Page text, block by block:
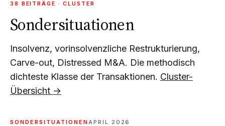
38 BEITRÄGE · CLUSTER
Sondersituationen
Insolvenz, vorinsolvenzliche Restrukturierung,
Carve-out, Distressed M&A. Die methodisch
dichteste Klasse der Transaktionen. Cluster-
Übersicht →
SONDERSITUATIONENAPRIL 2026